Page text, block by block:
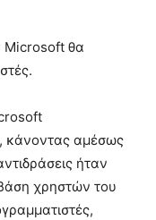
Microsoft θα
κάνοντας αμέσως
ήταν
χρηστών του